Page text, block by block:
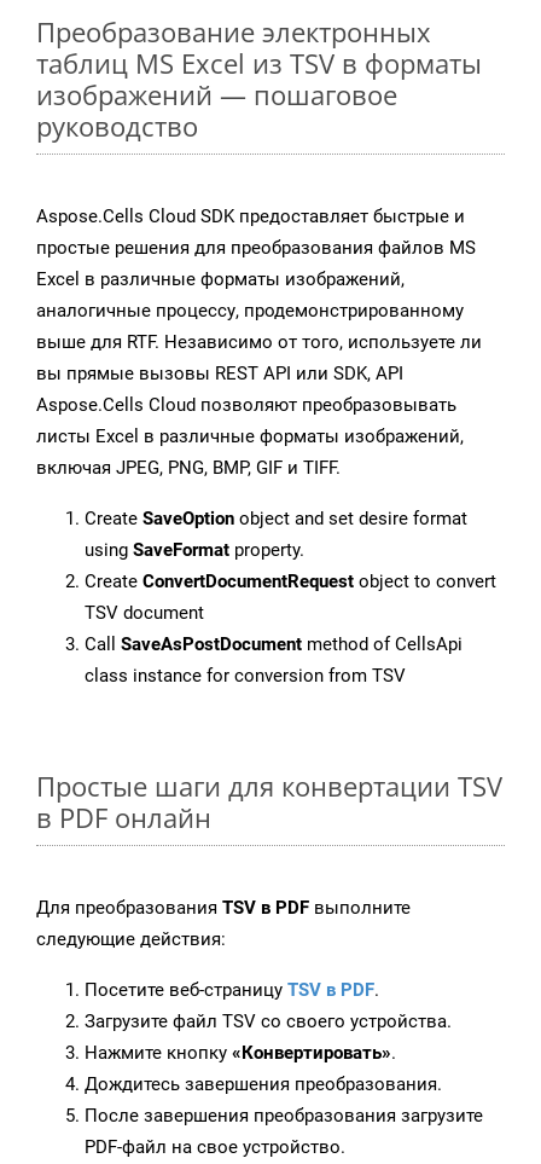
Преобразование электронных
таблиц MS Excel из TSV в форматы
изображений — пошаговое
руководство
Aspose.Cells Cloud SDK предоставляет быстрые и
простые решения для преобразования файлов MS
Excel в различные форматы изображений,
аналогичные процессу, продемонстрированному
выше для RTF. Независимо от того, используете ли
вы прямые вызовы REST API или SDK, API
Aspose.Cells Cloud позволяют преобразовывать
листы Excel в различные форматы изображений,
включая JPEG, PNG, BMP, GIF и TIFF.
Create SaveOption object and set desire format
using SaveFormat property.
Create ConvertDocumentRequest object to convert
TSV document
Call SaveAsPostDocument method of CellsApi
class instance for conversion from TSV
Простые шаги для конвертации TSV
в PDF онлайн
Для преобразования TSV в PDF выполните
следующие действия:
Посетите веб-страницу TSV в PDF.
Загрузите файл TSV со своего устройства.
Нажмите кнопку «Конвертировать».
Дождитесь завершения преобразования.
После завершения преобразования загрузите
PDF-файл на свое устройство.